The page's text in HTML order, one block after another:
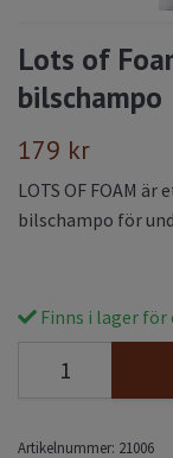
Lots of
bilschampo
179 kr
LOTS OF FOAM
bilschampo för
Finns i lager för
Artikelnummer: 21006